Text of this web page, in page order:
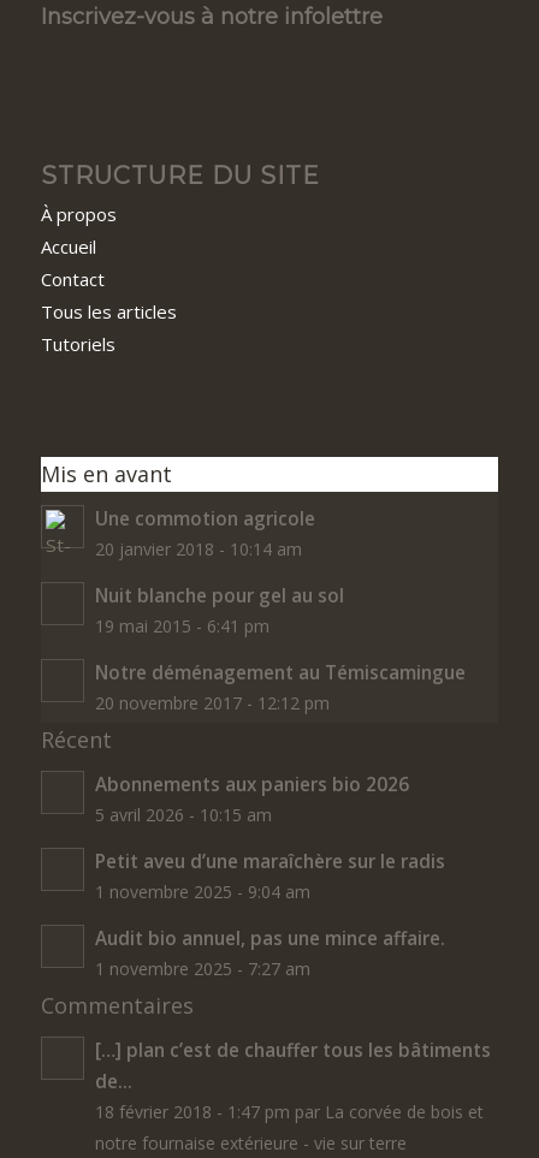
Inscrivez-vous à notre infolettre
STRUCTURE DU SITE
À propos
Accueil
Contact
Tous les articles
Tutoriels
Mis en avant
Une commotion agricole
20 janvier 2018 - 10:14 am
Nuit blanche pour gel au sol
19 mai 2015 - 6:41 pm
Notre déménagement au Témiscamingue
20 novembre 2017 - 12:12 pm
Récent
Abonnements aux paniers bio 2026
5 avril 2026 - 10:15 am
Petit aveu d’une maraîchère sur le radis
1 novembre 2025 - 9:04 am
Audit bio annuel, pas une mince affaire.
1 novembre 2025 - 7:27 am
Commentaires
[…] plan c’est de chauffer tous les bâtiments
de...
18 février 2018 - 1:47 pm par La corvée de bois et
notre fournaise extérieure - vie sur terre